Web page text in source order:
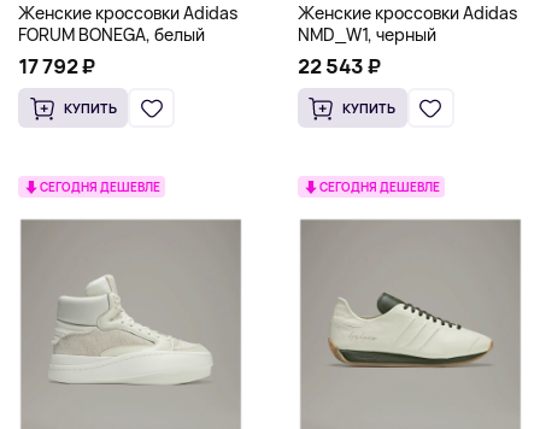
Женские кроссовки Adidas
FORUM BONEGA, белый
17 792 ₽
КУПИТЬ
Женские кроссовки Adidas
NMD_W1, черный
22 543 ₽
КУПИТЬ
СЕГОДНЯ ДЕШЕВЛЕ СЕГОДНЯ ДЕШЕВЛЕ